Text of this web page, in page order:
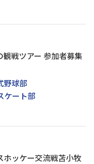
観戦ツアー 参加者募集
野球部
ケート部
ッケー交流戦苫小牧